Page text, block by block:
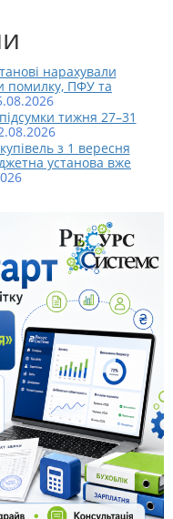
нарахували
помилку, ПФУ та
тижня 27–31
з 1 вересня
установа вже